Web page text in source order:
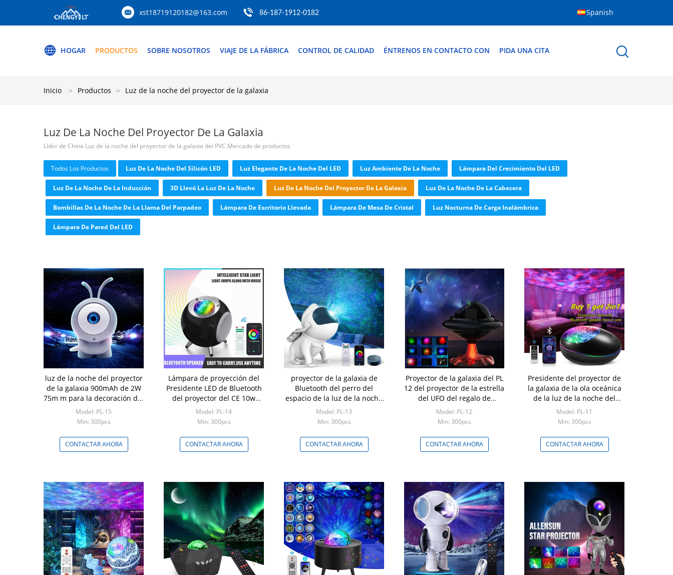
xst18719120182@163.com 86-187-1912-0182 Spanish
HOGAR PRODUCTOS SOBRE NOSOTROS VIAJE DE LA FÁBRICA CONTROL DE CALIDAD ÉNTRENOS EN CONTACTO CON PIDA UNA CITA
Inicio Productos Luz de la noche del proyector de la galaxia
Luz De La Noche Del Proyector De La Galaxia
Líder de China Luz de la noche del proyector de la galaxia del PVC Mercado de productos
Todos Los Productos Luz De La Noche Del Silicón LED Luz Elegante De La Noche Del LED Luz Ambiente De La Noche Lámpara Del Crecimiento Del LED
Luz De La Noche De La Inducción 3D Llevó La Luz De La Noche Luz De La Noche Del Proyector De La Galaxia Luz De La Noche De La Cabecera
Bombillas De La Noche De La Llama Del Parpadeo Lámpara De Escritorio Llevada Lámpara De Mesa De Cristal Luz Nocturna De Carga Inalámbrica
Lámpara De Pared Del LED
luz de la noche del proyector
de la galaxia 900mAh de 2W
75m m para la decoración del
sitio
Model: PL-15
Min: 300pcs
CONTACTAR AHORA
Lámpara de proyección del
Presidente LED de Bluetooth
del proyector del CE 10w
para Pesta Malam
Model: PL-14
Min: 300pcs
CONTACTAR AHORA
proyector de la galaxia de
Bluetooth del perro del
espacio de la luz de la noche
del proyector de la galaxia de
los 29cm para los presentes
Model: PL-13
Min: 300pcs
CONTACTAR AHORA
Proyector de la galaxia del PL
12 del proyector de la estrella
del UFO del regalo de
cumpleaños teledirigido
Model: PL-12
Min: 300pcs
CONTACTAR AHORA
Presidente del proyector de
la galaxia de la ola oceánica
de la luz de la noche del
proyector de la galaxia de la
decoración 2in1
Model: PL-11
Min: 300pcs
CONTACTAR AHORA